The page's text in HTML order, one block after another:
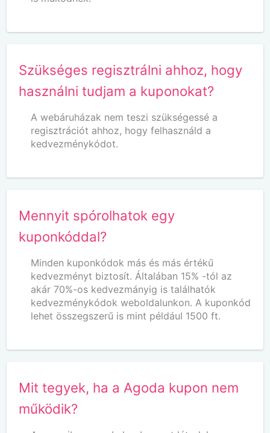
Szükséges regisztrálni ahhoz, hogy
használni tudjam a kuponokat?
A webáruházak nem teszi szükségessé a
regisztrációt ahhoz, hogy felhasználd a
kedvezménykódot.
Mennyit spórolhatok egy
kuponkóddal?
Minden kuponkódok más és más értékű
kedvezményt biztosít. Általában 15% -tól az
akár 70%-os kedvezmányig is találhatók
kedvezménykódok weboldalunkon. A kuponkód
lehet összegszerű is mint például 1500 ft.
Mit tegyek, ha a Agoda kupon nem
működik?